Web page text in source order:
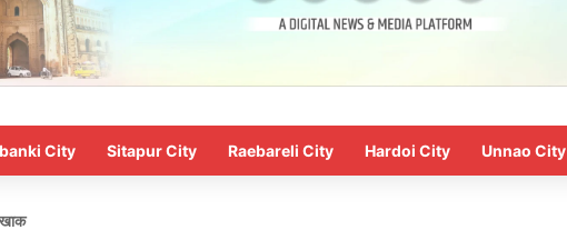
City Sitapur City Raebareli City Hardoi City Unnao City